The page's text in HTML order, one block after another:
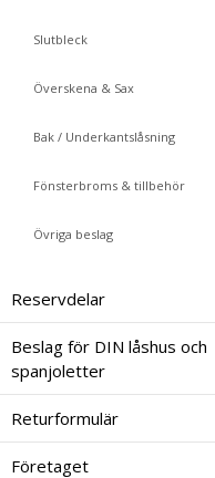
Slutbleck
Överskena & Sax
Bak / Underkantslåsning
Fönsterbroms & tillbehör
Övriga beslag
Reservdelar
Beslag för DIN låshus och
spanjoletter
Returformulär
Företaget